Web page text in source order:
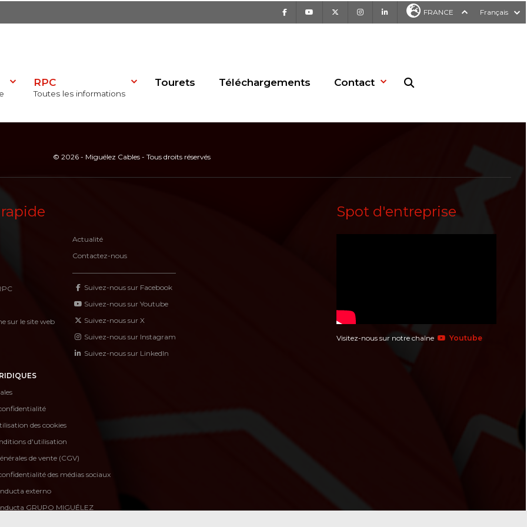
Facebook Youtube InstagramLinkedIn FRANCE Français
RPC
Toutes les informations
Tourets Téléchargements Contact
© 2026 - Miguélez Cables - Tous droits réservés
sur le site web
Actualité
Contactez-nous
Suivez-nous sur Facebook
Suivez-nous sur Youtube
Suivez-nous sur X
Suivez-nous sur Instagram
Suivez-nous sur LinkedIn
des cookies
d'utilisation
de vente (CGV)
des médias sociaux
externo
GRUPO MIGUÉLEZ
Spot d'entreprise
Visitez-nous sur notre chaîne Youtube